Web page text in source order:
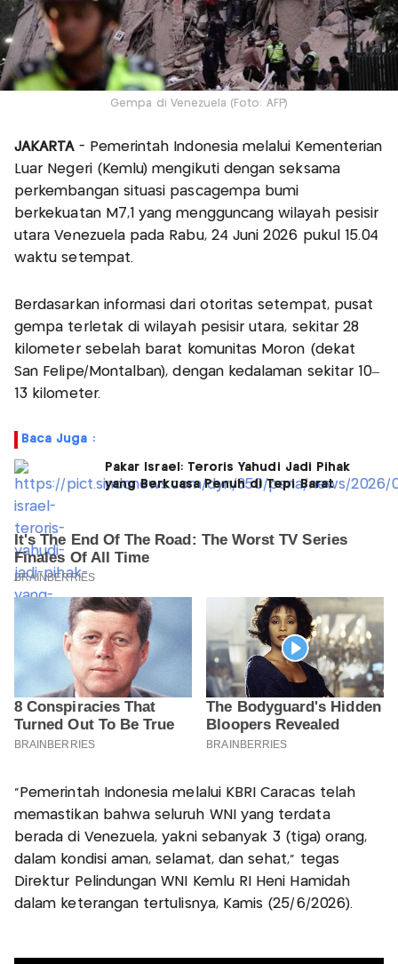
Gempa di Venezuela (Foto: AFP)
JAKARTA - Pemerintah Indonesia melalui Kementerian
Luar Negeri (Kemlu) mengikuti dengan seksama
perkembangan situasi pascagempa bumi
berkekuatan M7,1 yang mengguncang wilayah pesisir
utara Venezuela pada Rabu, 24 Juni 2026 pukul 15.04
waktu setempat.
Berdasarkan informasi dari otoritas setempat, pusat
gempa terletak di wilayah pesisir utara, sekitar 28
kilometer sebelah barat komunitas Morón (dekat
San Felipe/Montalbán), dengan kedalaman sekitar 10–
13 kilometer.
Baca Juga :
Pakar Israel: Teroris Yahudi Jadi Pihak
yang Berkuasa Penuh di Tepi Barat
"Pemerintah Indonesia melalui KBRI Caracas telah
memastikan bahwa seluruh WNI yang terdata
berada di Venezuela, yakni sebanyak 3 (tiga) orang,
dalam kondisi aman, selamat, dan sehat," tegas
Direktur Pelindungan WNI Kemlu RI Heni Hamidah
dalam keterangan tertulisnya, Kamis (25/6/2026).